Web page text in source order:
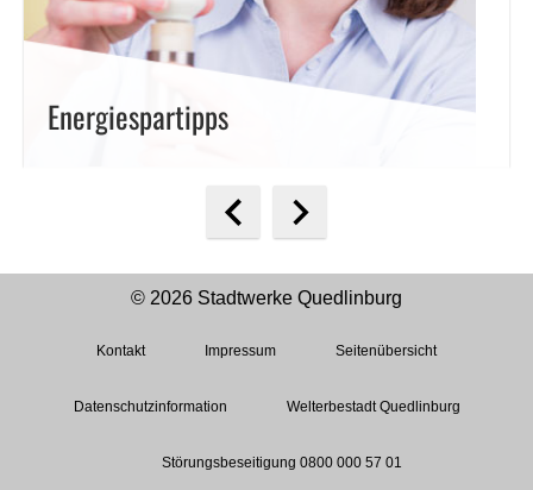
Energiespartipps
© 2026 Stadtwerke Quedlinburg
Kontakt Impressum Seitenübersicht
Datenschutzinformation Welterbestadt Quedlinburg
Störungsbeseitigung 0800 000 57 01